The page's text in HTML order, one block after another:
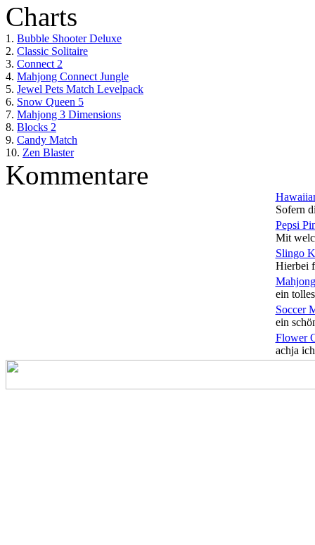
Charts
1. Bubble Shooter Deluxe
2. Classic Solitaire
3. Connect 2
4. Mahjong Connect Jungle
5. Jewel Pets Match Levelpack
6. Snow Queen 5
7. Mahjong 3 Dimensions
8. Blocks 2
9. Candy Match
10. Zen Blaster
Kommentare
Sofern
Pepsi
Mit
Slingo
Hierbei
ein
Soccer
ein
Flower
achja